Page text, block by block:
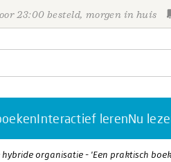
23:00 besteld, morgen in huis
Interactief lerenNu
hybride organisatie - 'Een praktisch